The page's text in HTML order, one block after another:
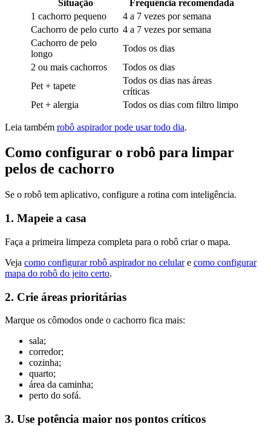
Situação
Frequência recomendada
1 cachorro pequeno
4 a 7 vezes por semana
Cachorro de pelo curto 4 a 7 vezes por semana
Cachorro de pelo
longo
Todos os dias
2 ou mais cachorros
Todos os dias
Pet + tapete
Todos os dias nas áreas
críticas
Pet + alergia
Todos os dias com filtro limpo
Leia também robô aspirador pode usar todo dia.
Como configurar o robô para limpar
pelos de cachorro
Se o robô tem aplicativo, configure a rotina com inteligência.
1. Mapeie a casa
Faça a primeira limpeza completa para o robô criar o mapa.
Veja como configurar robô aspirador no celulare como configurar
mapa do robô do jeito certo.
2. Crie áreas prioritárias
Marque os cômodos onde o cachorro fica mais:
sala;
corredor;
cozinha;
quarto;
área da caminha;
perto do sofá.
3. Use potência maior nos pontos críticos